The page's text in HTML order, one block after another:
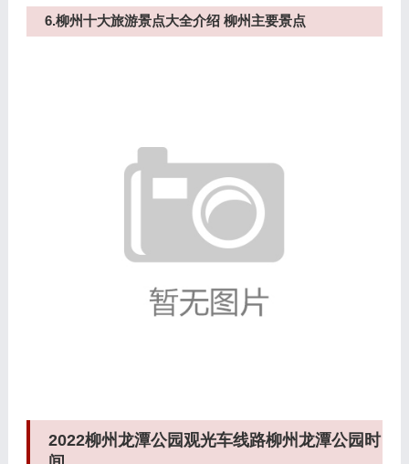
6.柳州十大旅游景点大全介绍 柳州主要景点
2022柳州龙潭公园观光车线路柳州龙潭公园时